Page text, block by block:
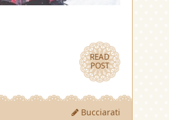
READ
POST
READ
POST
Bucciarati